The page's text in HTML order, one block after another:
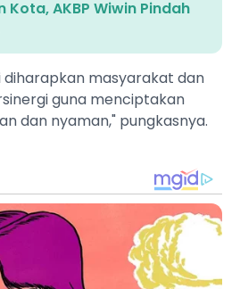
Kota, AKBP Wiwin Pindah
diharapkan masyarakat dan
guna menciptakan
dan nyaman," pungkasnya.